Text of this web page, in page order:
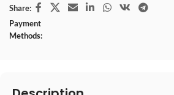
Share:
Payment
Methods: